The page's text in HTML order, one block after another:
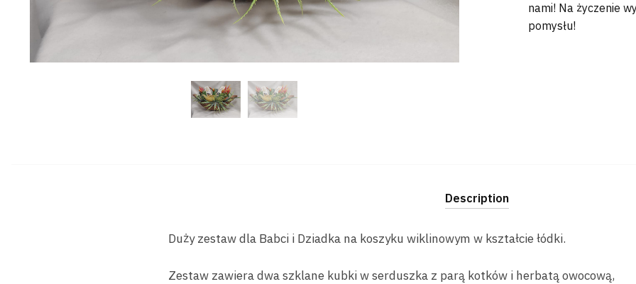
nami! Na życzenie
pomysłu!
Description
Duży zestaw dla Babci i Dziadka na koszyku wiklinowym w kształcie łódki.
Zestaw zawiera dwa szklane kubki w serduszka z parą kotków i herbatą owocową,